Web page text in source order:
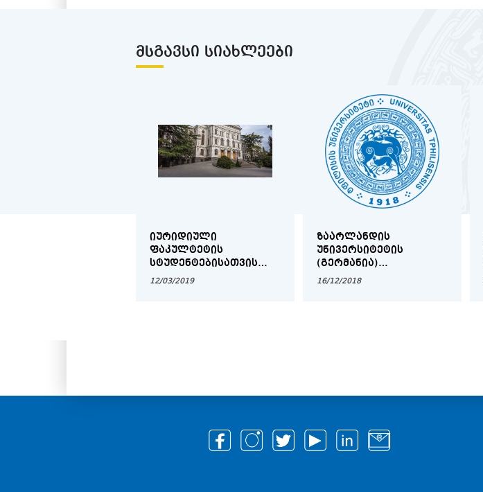
ᲛᲡᲒᲐᲕᲡᲘ ᲡᲘᲐᲮᲚᲔᲔᲑᲘ
ᲘᲣᲠᲘᲓᲘᲣᲚᲘ
ᲤᲐᲙᲣᲚᲢᲔᲢᲘᲡ
ᲡᲢᲣᲓᲔᲜᲢᲔᲑᲘᲡᲐᲗᲕᲘᲡ
2018-2019 ᲡᲐᲡᲬᲐᲕᲚᲝ
12/03/2019
ᲖᲐᲐᲠᲚᲐᲜᲓᲘᲡ
ᲣᲜᲘᲕᲔᲠᲡᲘᲢᲔᲢᲘᲡ
(ᲒᲔᲠᲛᲐᲜᲘᲐ)
ᲡᲢᲘᲞᲔᲜᲓᲘᲔᲑᲘ ᲗᲡᲣ
16/12/2018